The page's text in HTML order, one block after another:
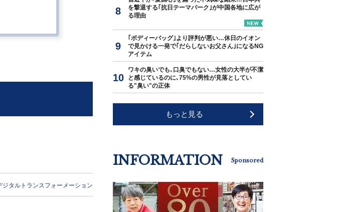
ジタルトランスフォーメーション
を撃退する｢抗日テーマパーク｣が中国各地に広が
る理由
｢ボディーバッグ｣より評判が悪い…休日のイオン
で見かける一発で｢だらしないお父さん｣になるNG
アイテム
ワキの臭いでも､口臭でもない…女性の大半が不潔
と感じているのに､75%の男性が見落としてい
る"臭い"の正体
もっと見る
INFORMATION Sponsored